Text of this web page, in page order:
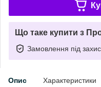
Що таке купити з
Замовлення під
Опис Характеристики